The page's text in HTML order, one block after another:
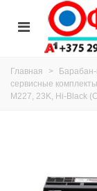
Главная >
сервисные
M227, 23K, Hi-Black